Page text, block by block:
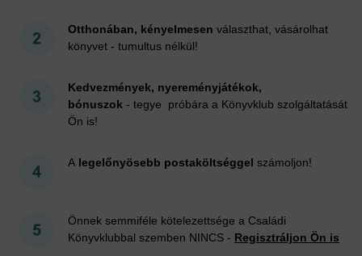
Otthonában, kényelmesen választhat, vásárolhat
könyvet - tumultus nélkül!
Kedvezmények, nyereményjátékok,
bónuszok - tegye próbára a Könyvklub szolgáltatását
Ön is!
A legelőnyösebb postaköltséggel számoljon!
Önnek semmiféle kötelezettsége a Családi
Könyvklubbal szemben NINCS - Regisztráljon Ön is